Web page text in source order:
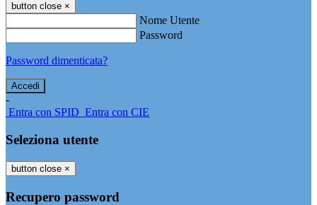
button close ×
Nome Utente
Password
Password dimenticata?
-
Entra con SPID Entra con CIE
Seleziona utente
button close ×
Recupero password